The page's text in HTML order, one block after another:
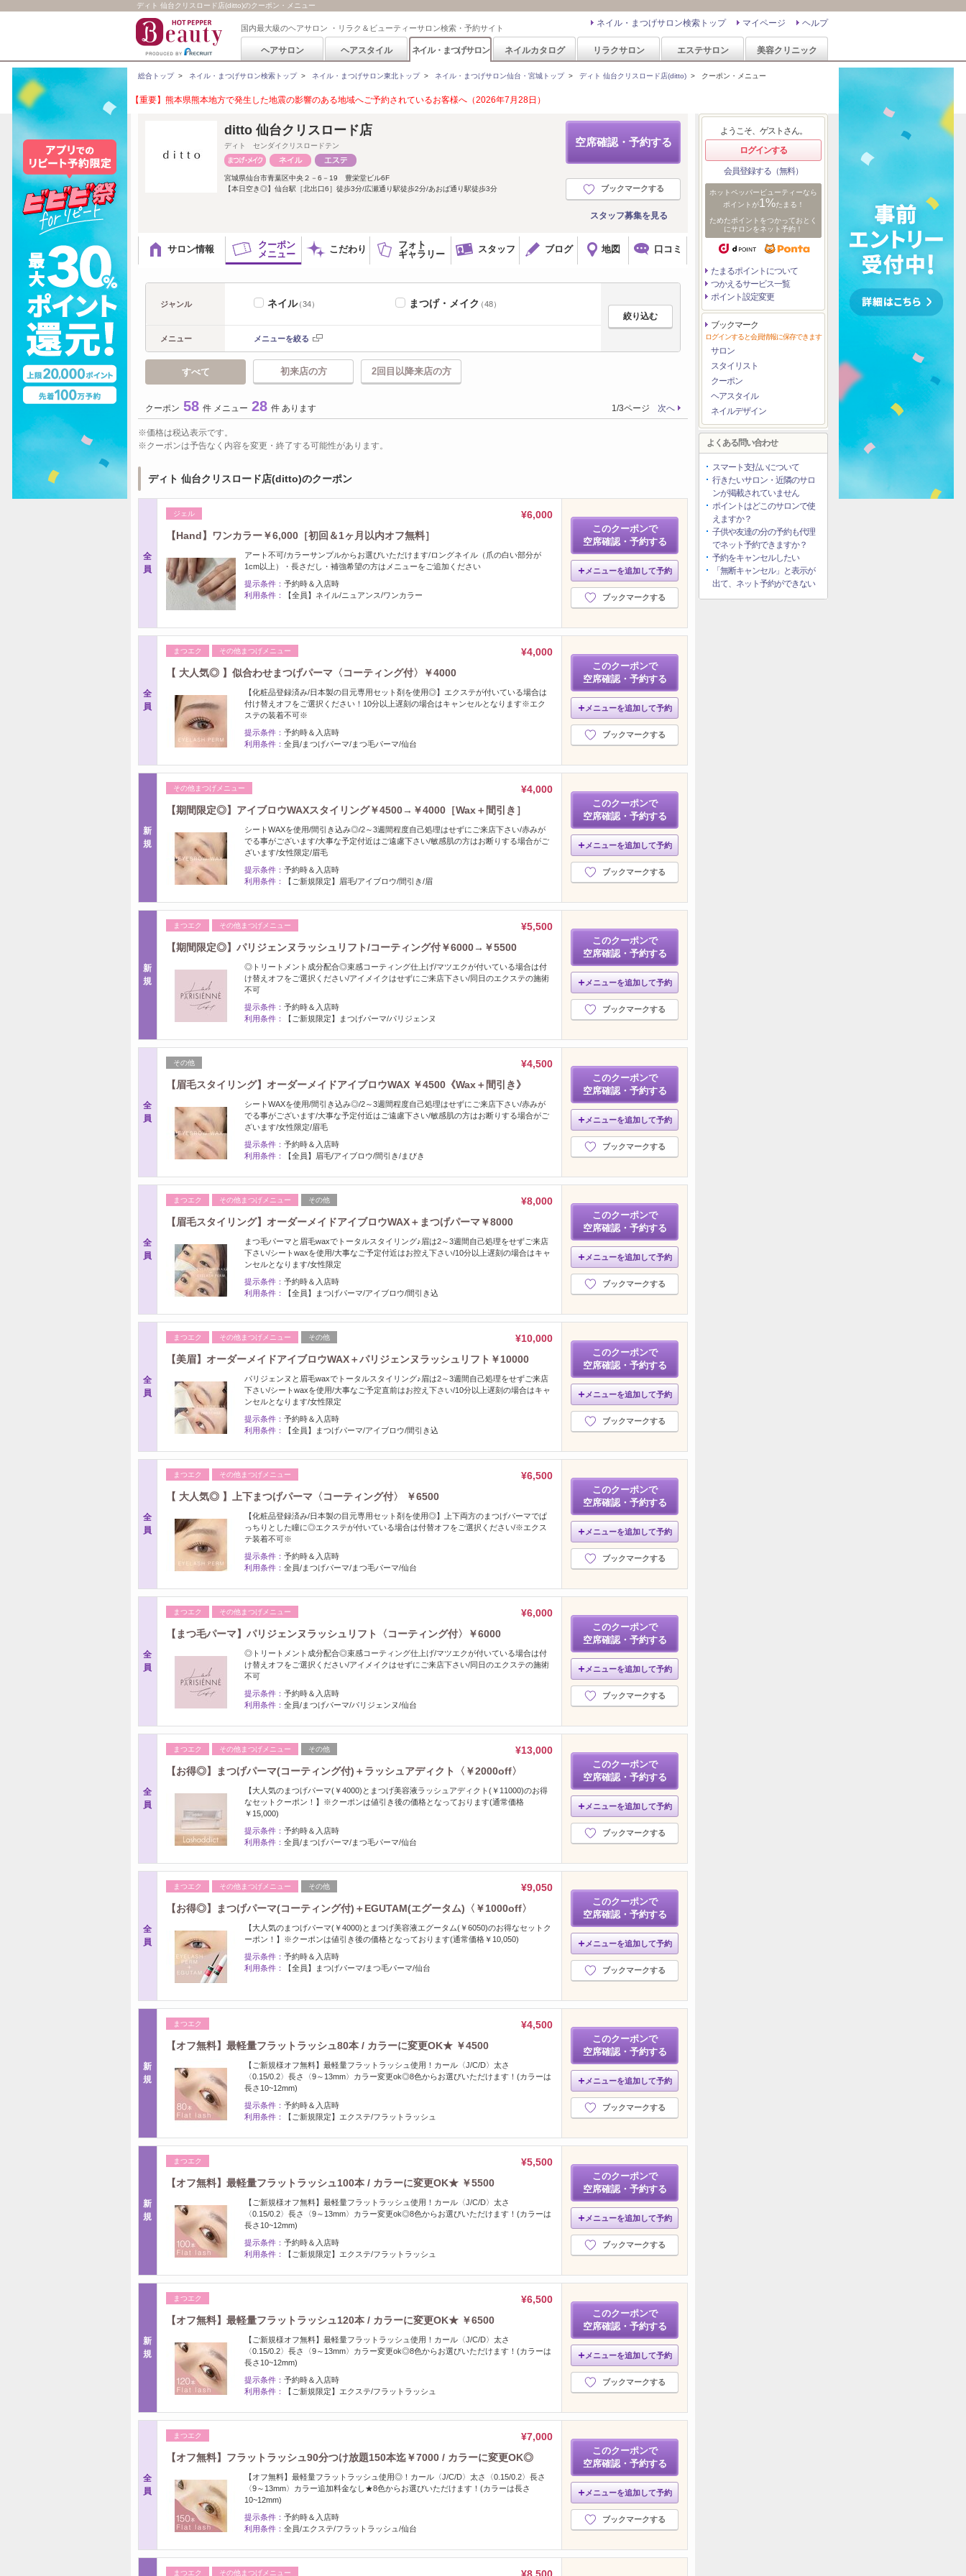
ディト 仙台クリスロード店(ditto)のクーポン・メニュー
国内最大級のヘアサロン ・リラク＆ビューティーサロン検索・予約サイト ヘルプ
マイページ
ネイル・まつげサロン検索トップ
ヘアサロン ヘアスタイル ネイル・まつげサロン ネイルカタログ リラクサロン エステサロン 美容クリニック
総合トップ> ネイル・まつげサロン検索トップ> ネイル・まつげサロン東北トップ> ネイル・まつげサロン仙台・宮城トップ> ディト 仙台クリスロード店(ditto) > クーポン・メニュー
【重要】熊本県熊本地方で発生した地震の影響のある地域へご予約されているお客様へ（2026年7月28日）
空席確認・予約する
ブックマークする
スタッフ募集を見る
ditto 仙台クリスロード店
ディト センダイクリスロードテン
宮城県仙台市青葉区中央２－6－19 豊栄堂ビル6F
【本日空き◎】仙台駅［北出口6］徒歩3分/広瀬通り駅徒歩2分/あおば通り駅徒歩3分
サロン情報
クーポン
メニュー
こだわり
フォト
ギャラリー
スタッフ ブログ 地図 口コミ
ジャンル ネイル（34） まつげ・メイク（48）
メニュー メニューを絞る
すべて 初来店の方 2回目以降来店の方
クーポン 58 件 メニュー 28 件 あります 1/3ページ 次へ
価格は税込表示です。
クーポンは予告なく内容を変更・終了する可能性があります。
ディト 仙台クリスロード店(ditto)のクーポン
全
員
ジェル
¥6,000
【Hand】ワンカラー￥6,000［初回＆1ヶ月以内オフ無料］
アート不可/カラーサンプルからお選びいただけます/ロングネイル（爪の白い部分が
1cm以上）・長さだし・補強希望の方はメニューをご追加ください
提示条件： 予約時＆入店時
利用条件：
【全員】ネイル/ニュアンス/ワンカラー
このクーポンで
空席確認・予約する
メニューを追加して予約
ブックマークする
全
員
まつエク その他まつげメニュー
¥4,000
【 大人気◎ 】似合わせまつげパーマ〈コーティング付〉￥4000
【化粧品登録済み/日本製の目元専用セット剤を使用◎】エクステが付いている場合は
付け替えオフをご選択ください！10分以上遅刻の場合はキャンセルとなります※エク
ステの装着不可※
提示条件： 予約時＆入店時
利用条件： 全員/まつげパーマ/まつ毛パーマ/仙台
このクーポンで
空席確認・予約する
メニューを追加して予約
ブックマークする
新
規
その他まつげメニュー
¥4,000
【期間限定◎】アイブロウWAXスタイリング￥4500→￥4000［Wax＋間引き］
シートWAXを使用/間引き込み◎/2～3週間程度自己処理はせずにご来店下さい/赤みが
でる事がございます/大事な予定付近はご遠慮下さい/敏感肌の方はお断りする場合がご
ざいます/女性限定/眉毛
提示条件： 予約時＆入店時
利用条件：
【ご新規限定】眉毛/アイブロウ/間引き/眉
このクーポンで
空席確認・予約する
メニューを追加して予約
ブックマークする
新
規
まつエク その他まつげメニュー
¥5,500
【期間限定◎】パリジェンヌラッシュリフト/コーティング付￥6000→￥5500
◎トリートメント成分配合◎束感コーティング仕上げ/マツエクが付いている場合は付
け替えオフをご選択ください/アイメイクはせずにご来店下さい/同日のエクステの施術
不可
提示条件： 予約時＆入店時
利用条件：
【ご新規限定】まつげパーマ/パリジェンヌ
このクーポンで
空席確認・予約する
メニューを追加して予約
ブックマークする
全
員
その他
¥4,500
【眉毛スタイリング】オーダーメイドアイブロウWAX ￥4500《Wax＋間引き》
シートWAXを使用/間引き込み◎/2～3週間程度自己処理はせずにご来店下さい/赤みが
でる事がございます/大事な予定付近はご遠慮下さい/敏感肌の方はお断りする場合がご
ざいます/女性限定/眉毛
提示条件： 予約時＆入店時
利用条件：
【全員】眉毛/アイブロウ/間引き/まびき
このクーポンで
空席確認・予約する
メニューを追加して予約
ブックマークする
全
員
まつエク その他まつげメニュー その他
¥8,000
【眉毛スタイリング】オーダーメイドアイブロウWAX＋まつげパーマ￥8000
まつ毛パーマと眉毛waxでトータルスタイリング♪眉は2～3週間自己処理をせずご来店
下さい/シートwaxを使用/大事なご予定付近はお控え下さい/10分以上遅刻の場合はキャ
ンセルとなります/女性限定
提示条件： 予約時＆入店時
利用条件：
【全員】まつげパーマ/アイブロウ/間引き込
このクーポンで
空席確認・予約する
メニューを追加して予約
ブックマークする
全
員
まつエク その他まつげメニュー その他
¥10,000
【美眉】オーダーメイドアイブロウWAX＋パリジェンヌラッシュリフト￥10000
パリジェンヌと眉毛waxでトータルスタイリング♪眉は2～3週間自己処理をせずご来店
下さい/シートwaxを使用/大事なご予定直前はお控え下さい/10分以上遅刻の場合はキャ
ンセルとなります/女性限定
提示条件： 予約時＆入店時
利用条件：
【全員】まつげパーマ/アイブロウ/間引き込
このクーポンで
空席確認・予約する
メニューを追加して予約
ブックマークする
全
員
まつエク その他まつげメニュー
¥6,500
【 大人気◎ 】上下まつげパーマ〈コーティング付〉 ￥6500
【化粧品登録済み/日本製の目元専用セット剤を使用◎】上下両方のまつげパーマでぱ
っちりとした瞳に◎エクステが付いている場合は付替オフをご選択ください/※エクス
テ装着不可※
提示条件： 予約時＆入店時
利用条件： 全員/まつげパーマ/まつ毛パーマ/仙台
このクーポンで
空席確認・予約する
メニューを追加して予約
ブックマークする
全
員
まつエク その他まつげメニュー
¥6,000
【まつ毛パーマ】パリジェンヌラッシュリフト〈コーティング付〉￥6000
◎トリートメント成分配合◎束感コーティング仕上げ/マツエクが付いている場合は付
け替えオフをご選択ください/アイメイクはせずにご来店下さい/同日のエクステの施術
不可
提示条件： 予約時＆入店時
利用条件： 全員/まつげパーマ/パリジェンヌ/仙台
このクーポンで
空席確認・予約する
メニューを追加して予約
ブックマークする
全
員
まつエク その他まつげメニュー その他
¥13,000
【お得◎】まつげパーマ(コーティング付)＋ラッシュアディクト〈￥2000off〉
【大人気のまつげパーマ(￥4000)とまつげ美容液ラッシュアディクト(￥11000)のお得
なセットクーポン！】※クーポンは値引き後の価格となっております(通常価格
￥15,000)
提示条件： 予約時＆入店時
利用条件： 全員/まつげパーマ/まつ毛パーマ/仙台
このクーポンで
空席確認・予約する
メニューを追加して予約
ブックマークする
全
員
まつエク その他まつげメニュー その他
¥9,050
【お得◎】まつげパーマ(コーティング付)＋EGUTAM(エグータム)〈￥1000off〉
【大人気のまつげパーマ(￥4000)とまつげ美容液エグータム(￥6050)のお得なセットク
ーポン！】※クーポンは値引き後の価格となっております(通常価格￥10,050)
提示条件： 予約時＆入店時
利用条件：
【全員】まつげパーマ/まつ毛パーマ/仙台
このクーポンで
空席確認・予約する
メニューを追加して予約
ブックマークする
新
規
まつエク
¥4,500
【オフ無料】最軽量フラットラッシュ80本 / カラーに変更OK★ ￥4500
【ご新規様オフ無料】最軽量フラットラッシュ使用！カール〈J/C/D〉太さ
〈0.15/0.2〉長さ〈9～13mm〉カラー変更ok◎8色からお選びいただけます！(カラーは
長さ10~12mm)
提示条件： 予約時＆入店時
利用条件：
【ご新規限定】エクステ/フラットラッシュ
このクーポンで
空席確認・予約する
メニューを追加して予約
ブックマークする
新
規
まつエク
¥5,500
【オフ無料】最軽量フラットラッシュ100本 / カラーに変更OK★ ￥5500
【ご新規様オフ無料】最軽量フラットラッシュ使用！カール〈J/C/D〉太さ
〈0.15/0.2〉長さ〈9～13mm〉カラー変更ok◎8色からお選びいただけます！(カラーは
長さ10~12mm)
提示条件： 予約時＆入店時
利用条件：
【ご新規限定】エクステ/フラットラッシュ
このクーポンで
空席確認・予約する
メニューを追加して予約
ブックマークする
新
規
まつエク
¥6,500
【オフ無料】最軽量フラットラッシュ120本 / カラーに変更OK★ ￥6500
【ご新規様オフ無料】最軽量フラットラッシュ使用！カール〈J/C/D〉太さ
〈0.15/0.2〉長さ〈9～13mm〉カラー変更ok◎8色からお選びいただけます！(カラーは
長さ10~12mm)
提示条件： 予約時＆入店時
利用条件：
【ご新規限定】エクステ/フラットラッシュ
このクーポンで
空席確認・予約する
メニューを追加して予約
ブックマークする
全
員
まつエク
¥7,000
【オフ無料】フラットラッシュ90分つけ放題150本迄￥7000 / カラーに変更OK◎
【オフ無料】最軽量フラットラッシュ使用◎！カール〈J/C/D〉太さ〈0.15/0.2〉長さ
〈9～13mm〉カラー追加料金なし★8色からお選びいただけます！(カラーは長さ
10~12mm)
提示条件： 予約時＆入店時
利用条件： 全員/エクステ/フラットラッシュ/仙台
このクーポンで
空席確認・予約する
メニューを追加して予約
ブックマークする
まつエク その他まつげメニュー ¥8,500
ようこそ、ゲストさん。
ログインする
会員登録する（無料）
ホットペッパービューティーなら
ポイントが1%たまる！
ためたポイントをつかっておとく
にサロンをネット予約！
たまるポイントについて
つかえるサービス一覧
ポイント設定変更
ブックマーク
ログインすると会員情報に保存できます
サロン
スタイリスト
クーポン
ヘアスタイル
ネイルデザイン
よくある問い合わせ
スマート支払いについて
行きたいサロン・近隣のサロ
ンが掲載されていません
ポイントはどこのサロンで使
えますか？
子供や友達の分の予約も代理
でネット予約できますか？
予約をキャンセルしたい
「無断キャンセル」と表示が
出て、ネット予約ができない